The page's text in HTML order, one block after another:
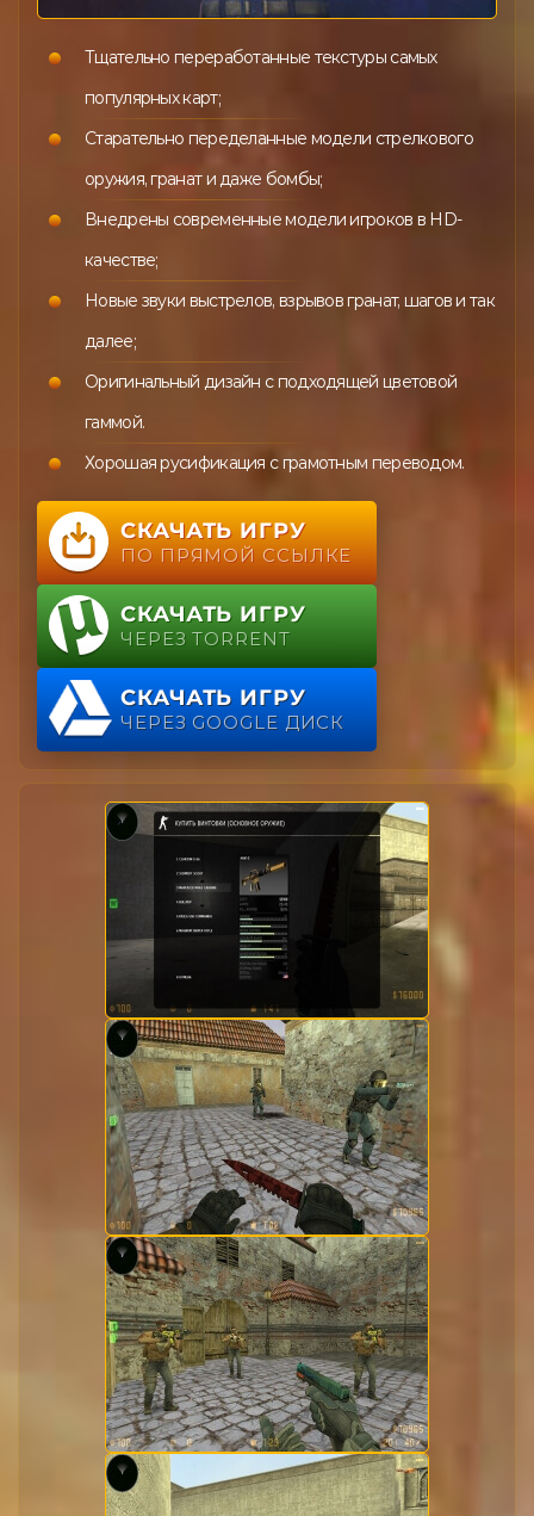
Тщательно переработанные текстуры самых
популярных карт;
Старательно переделанные модели стрелкового
оружия, гранат и даже бомбы;
Внедрены современные модели игроков в HD-
качестве;
Новые звуки выстрелов, взрывов гранат, шагов и так
далее;
Оригинальный дизайн с подходящей цветовой
гаммой.
Хорошая русификация с грамотным переводом.
СКАЧАТЬ ИГРУ
ПО ПРЯМОЙ ССЫЛКЕ
СКАЧАТЬ ИГРУ
ЧЕРЕЗ TORRENT
СКАЧАТЬ ИГРУ
ЧЕРЕЗ GOOGLE ДИСК